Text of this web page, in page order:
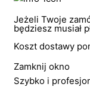
Jeżeli Twoje
będziesz musiał
Koszt dostawy
Zamknij okno
Szybko i